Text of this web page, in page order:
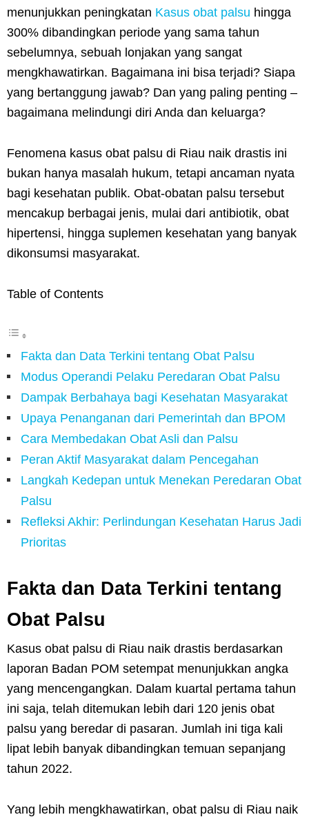
menunjukkan peningkatan Kasus obat palsu hingga
300% dibandingkan periode yang sama tahun
sebelumnya, sebuah lonjakan yang sangat
mengkhawatirkan. Bagaimana ini bisa terjadi? Siapa
yang bertanggung jawab? Dan yang paling penting –
bagaimana melindungi diri Anda dan keluarga?
Fenomena kasus obat palsu di Riau naik drastis ini
bukan hanya masalah hukum, tetapi ancaman nyata
bagi kesehatan publik. Obat-obatan palsu tersebut
mencakup berbagai jenis, mulai dari antibiotik, obat
hipertensi, hingga suplemen kesehatan yang banyak
dikonsumsi masyarakat.
Table of Contents
Fakta dan Data Terkini tentang Obat Palsu
Modus Operandi Pelaku Peredaran Obat Palsu
Dampak Berbahaya bagi Kesehatan Masyarakat
Upaya Penanganan dari Pemerintah dan BPOM
Cara Membedakan Obat Asli dan Palsu
Peran Aktif Masyarakat dalam Pencegahan
Langkah Kedepan untuk Menekan Peredaran Obat
Palsu
Refleksi Akhir: Perlindungan Kesehatan Harus Jadi
Prioritas
Fakta dan Data Terkini tentang
Obat Palsu
Kasus obat palsu di Riau naik drastis berdasarkan
laporan Badan POM setempat menunjukkan angka
yang mencengangkan. Dalam kuartal pertama tahun
ini saja, telah ditemukan lebih dari 120 jenis obat
palsu yang beredar di pasaran. Jumlah ini tiga kali
lipat lebih banyak dibandingkan temuan sepanjang
tahun 2022.
Yang lebih mengkhawatirkan, obat palsu di Riau naik